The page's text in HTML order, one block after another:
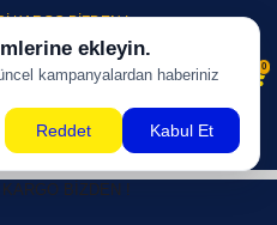
KARGO BİZDEN !
0
BİZDEN !